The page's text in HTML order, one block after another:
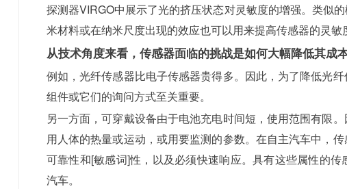
探测器VIRGO中展示了光的挤压状态对灵敏度的增强。类似
米材料或在纳米尺度出现的效应也可以用来提高传感器的灵敏
从技术角度来看，传感器面临的挑战是如何大幅降低其成
例如，光纤传感器比电子传感器贵得多。因此，为了降低光
组件或它们的询问方式至关重要。
另一方面，可穿戴设备由于电池充电时间短，使用范围有限
用人体的热量或运动，或用要监测的参数。在自主汽车中，
可靠性和[敏感词]性，以及必须快速响应。具有这些属性的
汽车。